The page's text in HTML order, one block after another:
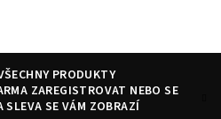
PRODUKTY
ZAREGISTROVAT NEBO SE
SE VÁM ZOBRAZÍ